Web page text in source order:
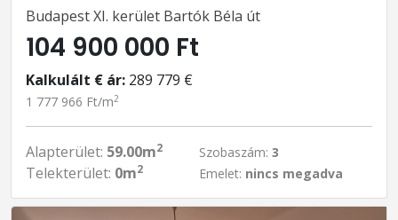
Budapest XI. kerület Bartók Béla út
104 900 000 Ft
Kalkulált € ár: 289 779 €
1 777 966 Ft/m2
Alapterület: 59.00m2
Telekterület: 0m2
Szobaszám: 3
Emelet: nincs megadva